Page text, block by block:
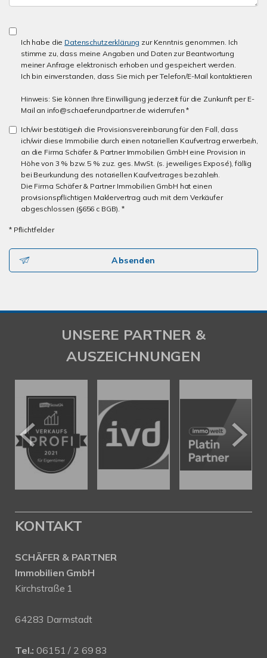
Ich habe die Datenschutzerklärung zur Kenntnis genommen. Ich
stimme zu, dass meine Angaben und Daten zur Beantwortung
meiner Anfrage elektronisch erhoben und gespeichert werden.
Ich bin einverstanden, dass Sie mich per Telefon/E-Mail kontaktieren
Hinweis: Sie können Ihre Einwilligung jederzeit für die Zunkunft per E-
Mail an info@schaeferundpartner.de widerrufen *
Ich/wir bestätige/n die Provisionsvereinbarung für den Fall, dass
ich/wir diese Immobilie durch einen notariellen Kaufvertrag erwerbe/n,
an die Firma Schäfer & Partner Immobilien GmbH eine Provision in
Höhe von 3 % bzw. 5 % zuz. ges. MwSt. (s. jeweiliges Exposé), fällig
bei Beurkundung des notariellen Kaufvertrages bezahle/n.
Die Firma Schäfer & Partner Immobilien GmbH hat einen
provisionspflichtigen Maklervertrag auch mit dem Verkäufer
abgeschlossen (§656 c BGB). *
* Pflichtfelder
Absenden
UNSERE PARTNER &
AUSZEICHNUNGEN
KONTAKT
SCHÄFER & PARTNER
Immobilien GmbH
Kirchstraße 1
64283 Darmstadt
Tel.: 06151 / 2 69 83